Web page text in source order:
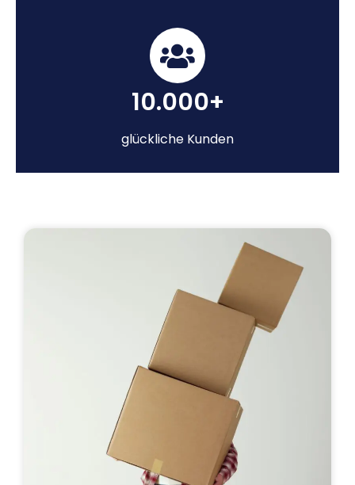
10.000+
glückliche Kunden